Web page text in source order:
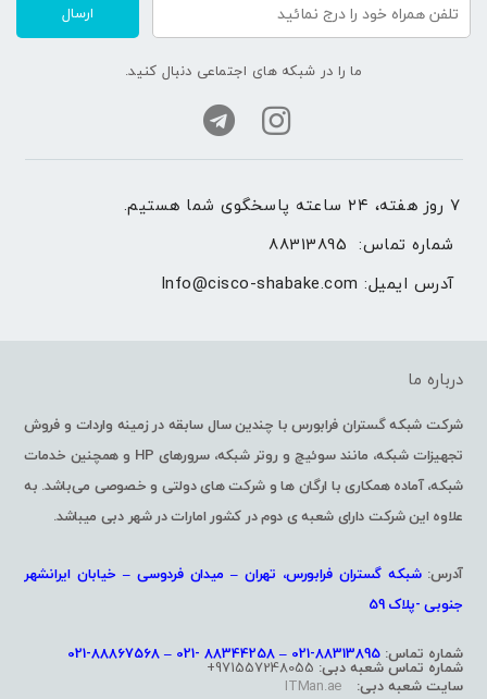
ارسال
ما را در شبکه های اجتماعی دنبال کنید.
۷ روز هفته، ۲۴ ساعته پاسخگوی شما هستیم.
شماره تماس: 88313895
آدرس ایمیل: Info@cisco-shabake.com
درباره ما
شرکت شبکه گستران فرابورس با چندین سال سابقه در زمینه واردات و فروش
تجهیزات شبکه، مانند سوئیچ و روتر شبکه، سرورهای HP و همچنین خدمات
شبکه، آماده همکاری با ارگان ها و شرکت های دولتی و خصوصی می‌باشد. به
علاوه این شرکت دارای شعبه ی دوم در کشور امارات در شهر دبی میباشد.
آدرس:شبکه گستران فرابورس، تهران – میدان فردوسی – خیابان ایرانشهر
جنوبی -پلاک 59
شماره تماس: 88313895-021 – 88344258 -021 – 88867568-021
شماره تماس شعبه دبی:971557248055+
سایت شعبه دبی: ITMan.ae